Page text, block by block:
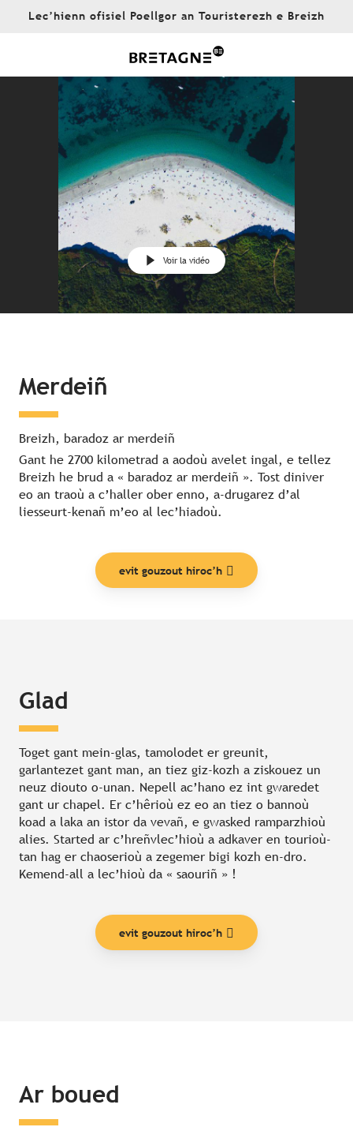
Lec’hienn ofisiel Poellgor an Touristerezh e Breizh
Voir la vidéo
Merdeiñ
Breizh, baradoz ar merdeiñ
Gant he 2700 kilometrad a aodoù avelet ingal, e tellez
Breizh he brud a « baradoz ar merdeiñ ». Tost diniver
eo an traoù a c’haller ober enno, a-drugarez d’al
liesseurt-kenañ m’eo al lec’hiadoù.
evit gouzout hiroc’h
Glad
Toget gant mein-glas, tamolodet er greunit,
garlantezet gant man, an tiez giz-kozh a ziskouez un
neuz diouto o-unan. Nepell ac’hano ez int gwaredet
gant ur chapel. Er c’hêrioù ez eo an tiez o bannoù
koad a laka an istor da vevañ, e gwasked ramparzhioù
alies. Started ar c’hreñvlec’hioù a adkaver en tourioù-
tan hag er chaoserioù a zegemer bigi kozh en-dro.
Kemend-all a lec’hioù da « saouriñ » !
evit gouzout hiroc’h
Ar boued